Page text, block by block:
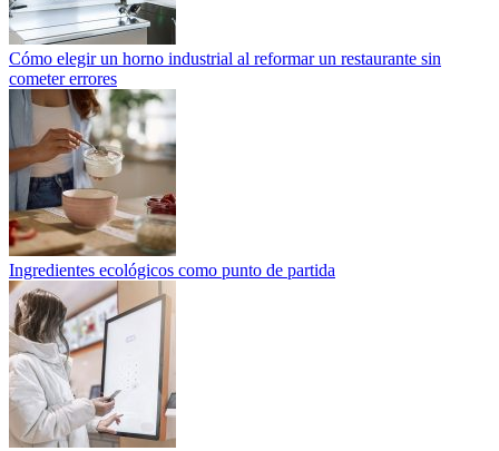
Cómo elegir un horno industrial al reformar un restaurante sin
cometer errores
Ingredientes ecológicos como punto de partida